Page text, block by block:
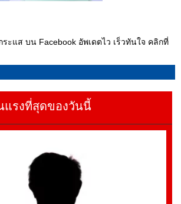
ะแส บน Facebook อัพเดตไว เร็วทันใจ คลิกที่
แรงที่สุดของวันนี้